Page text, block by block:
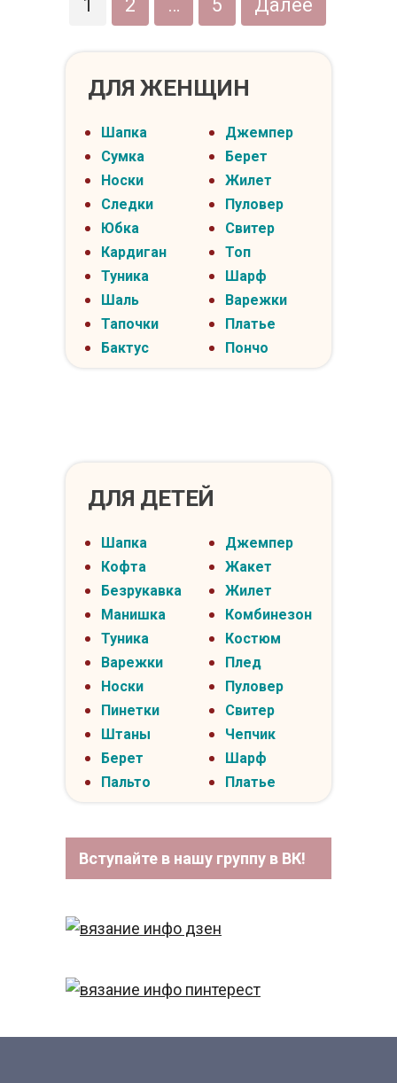
1 2 … 5 Далее
ДЛЯ ЖЕНЩИН
Шапка
Сумка
Носки
Следки
Юбка
Кардиган
Туника
Шаль
Тапочки
Бактус
Джемпер
Берет
Жилет
Пуловер
Свитер
Топ
Шарф
Варежки
Платье
Пончо
ДЛЯ ДЕТЕЙ
Шапка
Кофта
Безрукавка
Манишка
Туника
Варежки
Носки
Пинетки
Штаны
Берет
Пальто
Джемпер
Жакет
Жилет
Комбинезон
Костюм
Плед
Пуловер
Свитер
Чепчик
Шарф
Платье
Вступайте в нашу группу в ВК!